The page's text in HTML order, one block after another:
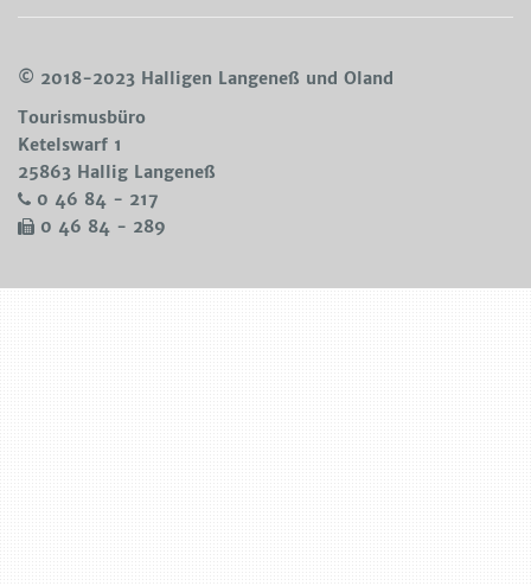
© 2018-2023 Halligen Langeneß und Oland
Tourismusbüro
Ke­tels­warf 1
25863 Hal­lig Lan­ge­neß
0 46 84 - 217
0 46 84 - 289